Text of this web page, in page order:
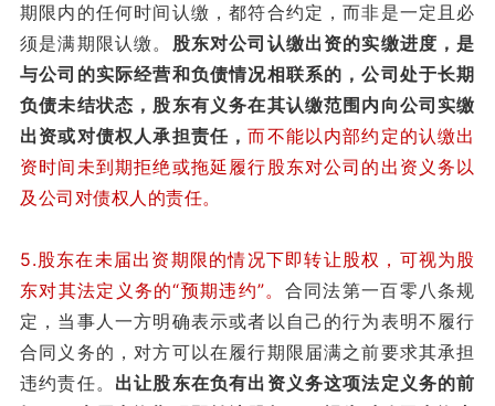
期限内的任何时间认缴，都符合约定，而非是一定且必
须是满期限认缴。 股东对公司认缴出资的实缴进度，是
与公司的实际经营和负债情况相联系的，公司处于长期
负债未结状态，股东有义务在其认缴范围内向公司实缴
出资或对债权人承担责任，而不能以内部约定的认缴出
资时间未到期拒绝或拖延履行股东对公司的出资义务以
及公司对债权人的责任。
5.股东在未届出资期限的情况下即转让股权，可视为股
东对其法定义务的“预期违约”。 合同法第一百零八条规
定，当事人一方明确表示或者以自己的行为表明不履行
合同义务的，对方可以在履行期限届满之前要求其承担
违约责任。 出让股东在负有出资义务这项法定义务的前